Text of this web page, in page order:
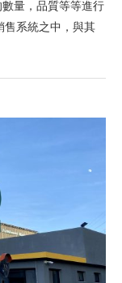
量，品質等等進行
售系統之中，與其